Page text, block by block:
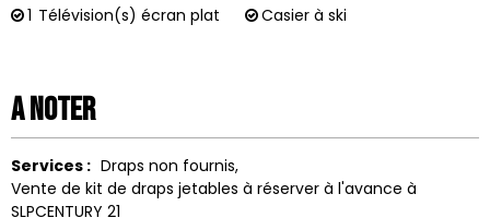
1 Télévision(s) écran plat Casier à ski
A noter
Services : Draps non fournis
Vente de kit de draps jetables à réserver à l'avance à
SLPCENTURY 21